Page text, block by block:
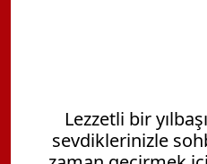
Lezzetli bir
sevdiklerinizle